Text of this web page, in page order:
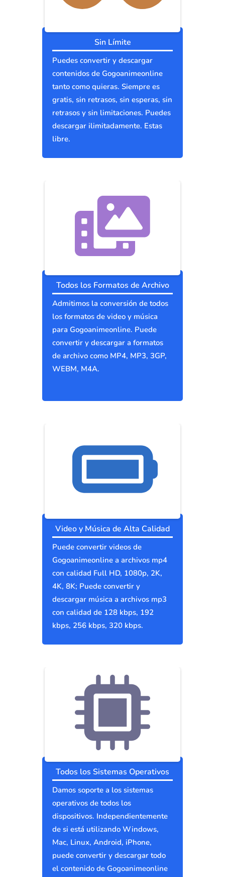
Sin Límite
Puedes convertir y descargar
contenidos de Gogoanimeonline
tanto como quieras. Siempre es
gratis, sin retrasos, sin esperas, sin
retrasos y sin limitaciones. Puedes
descargar ilimitadamente. Estas
libre.
Todos los Formatos de Archivo
Admitimos la conversión de todos
los formatos de video y música
para Gogoanimeonline. Puede
convertir y descargar a formatos
de archivo como MP4, MP3, 3GP,
WEBM, M4A.
Video y Música de Alta Calidad
Puede convertir videos de
Gogoanimeonline a archivos mp4
con calidad Full HD, 1080p, 2K,
4K, 8K; Puede convertir y
descargar música a archivos mp3
con calidad de 128 kbps, 192
kbps, 256 kbps, 320 kbps.
Todos los Sistemas Operativos
Damos soporte a los sistemas
operativos de todos los
dispositivos. Independientemente
de si está utilizando Windows,
Mac, Linux, Android, iPhone,
puede convertir y descargar todo
el contenido de Gogoanimeonline